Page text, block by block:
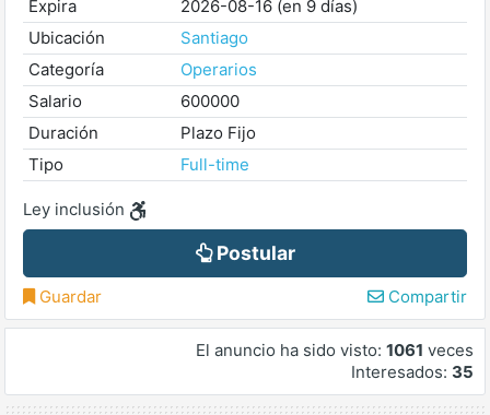
Expira
2026-08-16 (en 9 días)
Ubicación
Santiago
Categoría
Operarios
Salario
600000
Duración
Plazo Fijo
Tipo
Full-time
Ley inclusión
Postular
Guardar Compartir
El anuncio ha sido visto: 1061 veces
Interesados: 35